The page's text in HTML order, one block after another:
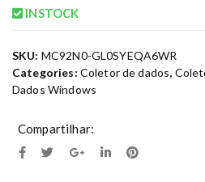
INSTOCK
SKU: MC92N0-GL0SYEQA6WR
Categories: Coletor de dados,
Dados Windows
Compartilhar: